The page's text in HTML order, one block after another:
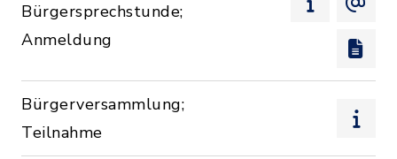
Bürgersprechstunde;
Anmeldung
Bürgerversammlung;
Teilnahme